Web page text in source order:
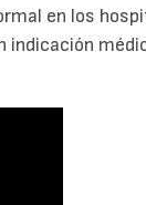
en los
indicación